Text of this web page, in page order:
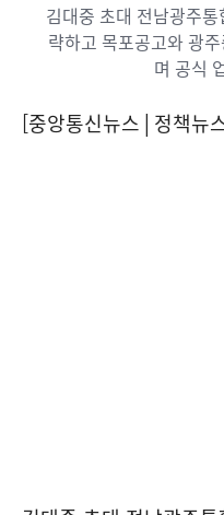
김대중 초대 전남광주
략하고 목포공고와 광
며 공식
[중앙통신뉴스│정책뉴